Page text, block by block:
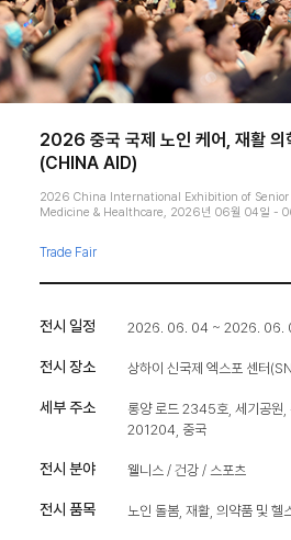
2026 중국 국제 노인 케어, 재활 의
(CHINA AID)
2026 China International Exhibition of Senior
Medicine & Healthcare, 2026년 06월 04일 -
Trade Fair
전시 일정 2026. 06. 04 ~ 2026. 06.
전시 장소 상하이 신국제 엑스포 센터
세부 주소
롱양 로드 2345호, 세기공원,
201204, 중국
전시 분야 웰니스 / 건강 / 스포츠
전시 품목 노인 돌봄, 재활, 의약품 및 헬